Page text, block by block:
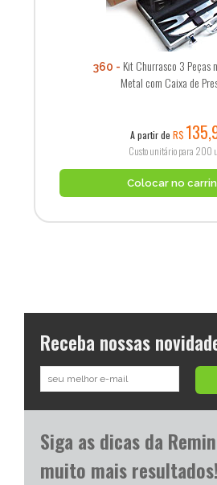
360
Kit Churrasco 3 Peças
Metal com Caixa de
A partir de R$
Custo unitário para 200
Colocar no
Receba nossas
Siga as dicas da
muito mais resultados!